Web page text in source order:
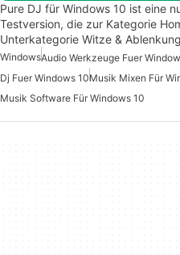
Pure DJ für Windows 10 ist eine
Testversion, die zur Kategorie
Unterkategorie Witze &
WindowsAudio Werkzeuge Fuer
Dj Fuer Windows 10Musik Mixen Für
Musik Software Für Windows 10